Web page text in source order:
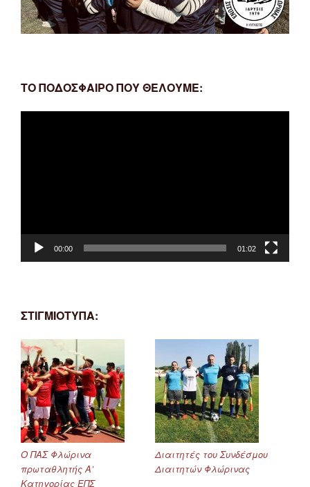
ΤΟ ΠΟΔΟΣΦΑΙΡΟ ΠΟΥ ΘΕΛΟΥΜΕ:
00:00 01:02
ΣΤΙΓΜΙΟΤΥΠΑ:
Ο ΠΑΣ Φλώρινα
πρωταθλητής Α’
Κατηγορίας ΕΠΣ
Διαιτητές του Συνδέσμου
Διαιτητών Φλώρινας